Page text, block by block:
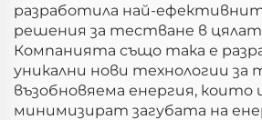
разработила най-
решения за тестване в
Компанията също така е
уникални нови технологии за
възобновяема енергия, които
минимизират загубата на